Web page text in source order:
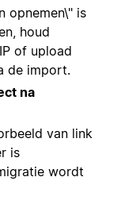
opnemen\" is
houd
of upload
de import.
na
van link
is
wordt